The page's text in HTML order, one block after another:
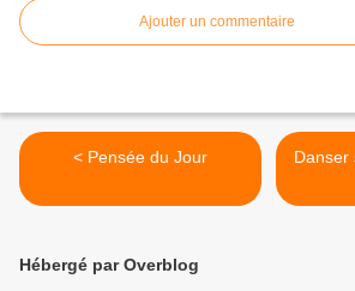
Ajouter un commentaire
< Pensée du Jour
Hébergé par Overblog